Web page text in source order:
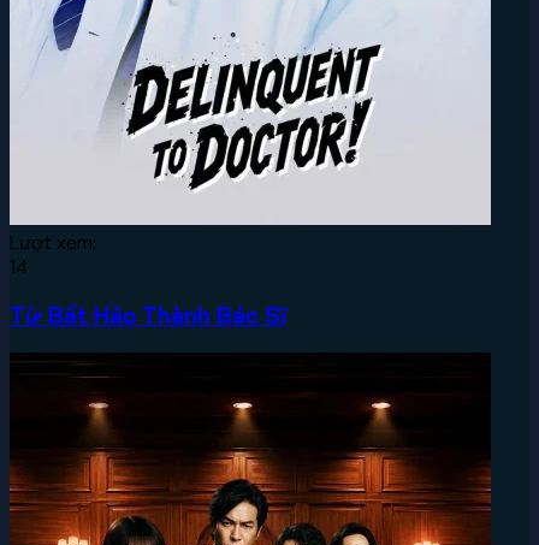
Lượt xem:
14
Từ Bất Hảo Thành Bác Sĩ